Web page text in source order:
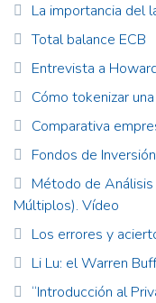
La importancia del
Total balance ECB
Entrevista a
Cómo tokenizar
Comparativa
Fondos de
Método de
Múltiplos). Vídeo
Los errores y
Li Lu: el Warren
“Introducción al